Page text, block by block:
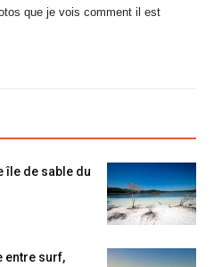
que je vois comment il est
île de sable du
entre surf,